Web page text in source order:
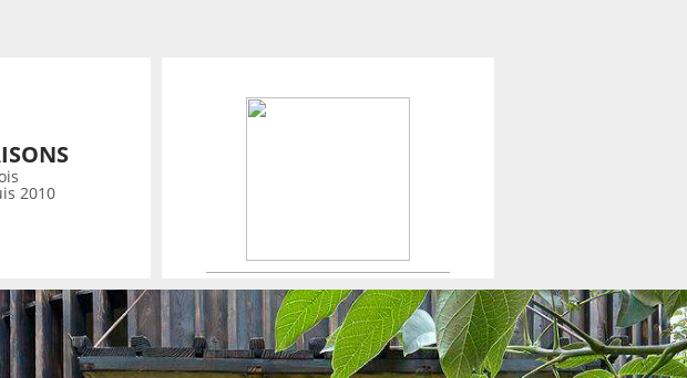
2010
Créateur de maisons.